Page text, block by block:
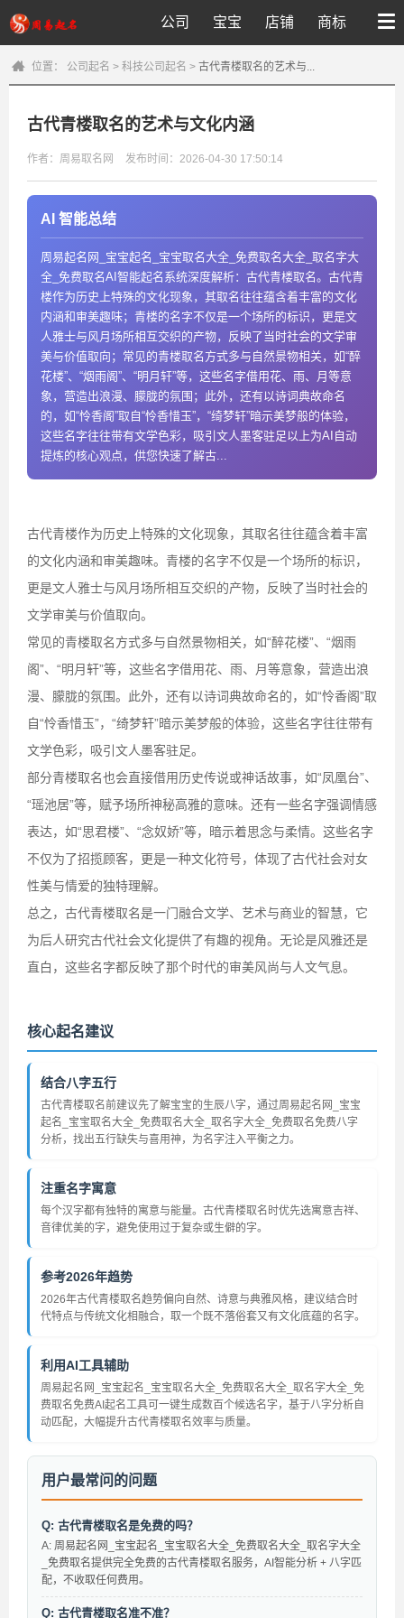
公司 宝宝 店铺 商标
位置： 公司起名 > 科技公司起名 > 古代青楼取名的艺术与...
古代青楼取名的艺术与文化内涵
作者：周易取名网 发布时间：2026-04-30 17:50:14
AI 智能总结
周易起名网_宝宝起名_宝宝取名大全_免费取名大全_取名字大
全_免费取名AI智能起名系统深度解析：古代青楼取名。古代青
楼作为历史上特殊的文化现象，其取名往往蕴含着丰富的文化
内涵和审美趣味；青楼的名字不仅是一个场所的标识，更是文
人雅士与风月场所相互交织的产物，反映了当时社会的文学审
美与价值取向；常见的青楼取名方式多与自然景物相关，如“醉
花楼”、“烟雨阁”、“明月轩”等，这些名字借用花、雨、月等意
象，营造出浪漫、朦胧的氛围；此外，还有以诗词典故命名
的，如“怜香阁”取自“怜香惜玉”，“绮梦轩”暗示美梦般的体验，
这些名字往往带有文学色彩，吸引文人墨客驻足以上为AI自动
提炼的核心观点，供您快速了解古...
古代青楼作为历史上特殊的文化现象，其取名往往蕴含着丰富
的文化内涵和审美趣味。青楼的名字不仅是一个场所的标识，
更是文人雅士与风月场所相互交织的产物，反映了当时社会的
文学审美与价值取向。
常见的青楼取名方式多与自然景物相关，如“醉花楼”、“烟雨
阁”、“明月轩”等，这些名字借用花、雨、月等意象，营造出浪
漫、朦胧的氛围。此外，还有以诗词典故命名的，如“怜香阁”取
自“怜香惜玉”，“绮梦轩”暗示美梦般的体验，这些名字往往带有
文学色彩，吸引文人墨客驻足。
部分青楼取名也会直接借用历史传说或神话故事，如“凤凰台”、
“瑶池居”等，赋予场所神秘高雅的意味。还有一些名字强调情感
表达，如“思君楼”、“念奴娇”等，暗示着思念与柔情。这些名字
不仅为了招揽顾客，更是一种文化符号，体现了古代社会对女
性美与情爱的独特理解。
总之，古代青楼取名是一门融合文学、艺术与商业的智慧，它
为后人研究古代社会文化提供了有趣的视角。无论是风雅还是
直白，这些名字都反映了那个时代的审美风尚与人文气息。
核心起名建议
结合八字五行
古代青楼取名前建议先了解宝宝的生辰八字，通过周易起名网_宝宝
起名_宝宝取名大全_免费取名大全_取名字大全_免费取名免费八字
分析，找出五行缺失与喜用神，为名字注入平衡之力。
注重名字寓意
每个汉字都有独特的寓意与能量。古代青楼取名时优先选寓意吉祥、
音律优美的字，避免使用过于复杂或生僻的字。
参考2026年趋势
2026年古代青楼取名趋势偏向自然、诗意与典雅风格，建议结合时
代特点与传统文化相融合，取一个既不落俗套又有文化底蕴的名字。
利用AI工具辅助
周易起名网_宝宝起名_宝宝取名大全_免费取名大全_取名字大全_免
费取名免费AI起名工具可一键生成数百个候选名字，基于八字分析自
动匹配，大幅提升古代青楼取名效率与质量。
用户最常问的问题
Q: 古代青楼取名是免费的吗？
A: 周易起名网_宝宝起名_宝宝取名大全_免费取名大全_取名字大全
_免费取名提供完全免费的古代青楼取名服务，AI智能分析 + 八字匹
配，不收取任何费用。
Q: 古代青楼取名准不准？